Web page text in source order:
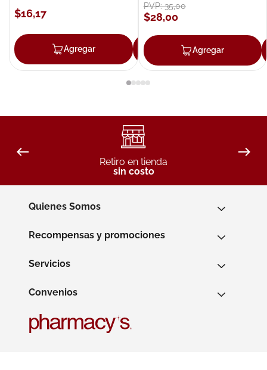
$16,17
Agregar Agregar
PVP:35,00
$28,00
Agregar
Retiro en tienda
sin costo
Quienes Somos
Recompensas y promociones
Servicios
Convenios